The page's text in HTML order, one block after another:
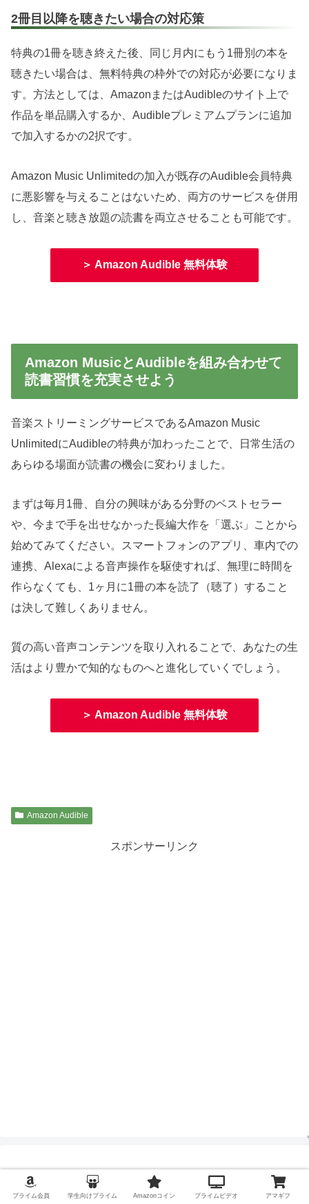
2冊目以降を聴きたい場合の対応策
特典の1冊を聴き終えた後、同じ月内にもう1冊別の本を
聴きたい場合は、無料特典の枠外での対応が必要になりま
す。方法としては、AmazonまたはAudibleのサイト上で
作品を単品購入するか、Audibleプレミアムプランに追加
で加入するかの2択です。
Amazon Music Unlimitedの加入が既存のAudible会員特典
に悪影響を与えることはないため、両方のサービスを併用
し、音楽と聴き放題の読書を両立させることも可能です。
＞ Amazon Audible 無料体験
Amazon MusicとAudibleを組み合わせて
読書習慣を充実させよう
音楽ストリーミングサービスであるAmazon Music
UnlimitedにAudibleの特典が加わったことで、日常生活の
あらゆる場面が読書の機会に変わりました。
まずは毎月1冊、自分の興味がある分野のベストセラー
や、今まで手を出せなかった長編大作を「選ぶ」ことから
始めてみてください。スマートフォンのアプリ、車内での
連携、Alexaによる音声操作を駆使すれば、無理に時間を
作らなくても、1ヶ月に1冊の本を読了（聴了）すること
は決して難しくありません。
質の高い音声コンテンツを取り入れることで、あなたの生
活はより豊かで知的なものへと進化していくでしょう。
＞ Amazon Audible 無料体験
Amazon Audible
スポンサーリンク
キーワード検索
プライム会員 学生向けプライム Amazonコイン プライムビデオ アマギフ